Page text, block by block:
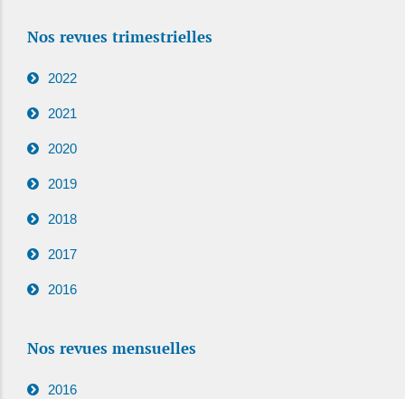
Nos revues trimestrielles
2022
2021
2020
2019
2018
2017
2016
Nos revues mensuelles
2016